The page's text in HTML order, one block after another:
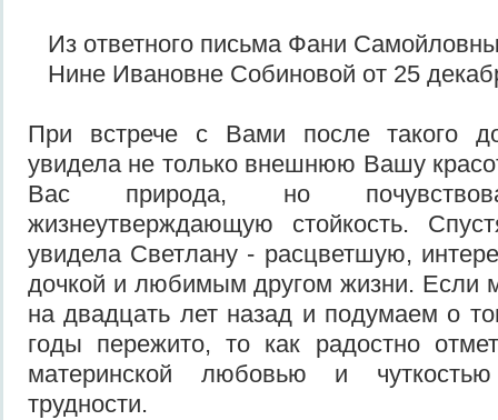
Из ответного письма Фани
Нине Ивановне Собиновой от 25
При встрече с Вами после такого
увидела не только внешнюю Вашу
Вас природа, но
жизнеутверждающую стойкость.
увидела Светлану - расцветшую,
дочкой и любимым другом жизни. Если
на двадцать лет назад и подумаем о
годы пережито, то как радостно
материнской любовью и
трудности.